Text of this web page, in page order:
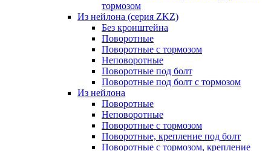
тормозом
Из нейлона (серия ZKZ)
Без кронштейна
Поворотные
Поворотные с тормозом
Неповоротные
Поворотные под болт
Поворотные под болт с тормозом
Из нейлона
Поворотные
Неповоротные
Поворотные с тормозом
Поворотные, крепление под болт
Поворотные с тормозом, крепление